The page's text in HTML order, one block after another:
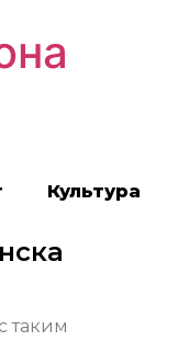
Культура
таким